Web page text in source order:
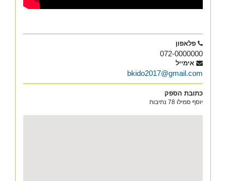
פלאפון
072-0000000
אימייל
bkido2017@gmail.com
כתובת הספק
יוסף סמילו 78 נתיבות